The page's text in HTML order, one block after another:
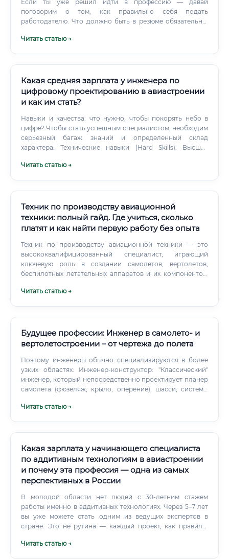
Если ты уже решил идти в профессию — давай
поговорим о том, как правильно себя подать
работодателю. Что должно быть в резюме обязательно:
конкретные курсы и сертификаты. Работодатели в
Читать статью →
Какая средняя зарплата у инженера по
цифровому проектированию в авиастроении
и как им стать?
Навыки и качества: что нужно, чтобы покорять небо в
цифре? Чтобы стать успешным специалистом, необходим
серьезный багаж знаний и определенный склад
характера. Технические навыки (Hard Skills): Высшее
Читать статью →
Техник по производству авиационной
техники: полный гайд. Где учиться, сколько
платят и как найти первую работу без опыта
Техник по производству авиационной техники — это
высококвалифицированный специалист, играющий
ключевую роль в создании самолетов, вертолетов,
беспилотных летательных аппаратов и их компонентов.
инженера-конструктора на производственной площадке.
изделие — летательный аппарат.
Читать статью →
Будущее профессии: Инженер в самолето- и
вертолетостроении – от чертежа до полета
Поэтому инженеры обычно специализируются в более
узких областях: Инженер-конструктор: "Классический"
инженер, который непосредственно проектирует планер
самолета (фюзеляж, крыло, оперение), шасси, системы
Специалист, который с помощью сложнейших
Читать статью →
Какая зарплата у начинающего специалиста
по аддитивным технологиям в авиастроении
и почему эта профессия — одна из самых
перспективных в России
В молодой области нет людей с 30-летним стажем
работы именно в аддитивных технологиях. Через 5–7 лет
вы уже можете стать одним из ведущих экспертов в
стране. Это не рутина — каждый проект, как правило,
Читать статью →